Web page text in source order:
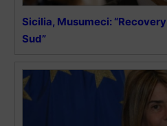
Sicilia, Musumeci:
Sud”